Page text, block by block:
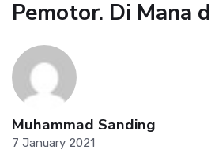
Pemotor. Di Mana
Muhammad Sanding
7 January 2021